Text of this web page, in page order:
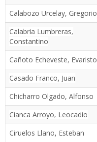
Calabozo Urcelay, Gregorio
Calabria Lumbreras,
Constantino
Cañoto Echeveste, Evaristo
Casado Franco, Juan
Chicharro Olgado, Alfonso
Cianca Arroyo, Leocadio
Ciruelos Llano, Esteban